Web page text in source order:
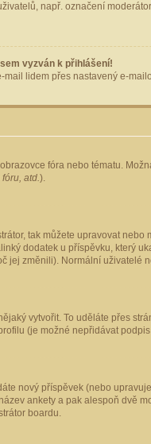
např. označení
vyzván k přihlášení!
lidem přes nastavený e-
fóra nebo tématu.
atd.).
tak můžete upravovat
dodatek u příspěvku, který
jej změnili). Normální
vytvořit. To uděláte přes
(je možné nepřidávat
nový příspěvek (nebo
ankety a pak alespoň dvě
boardu.